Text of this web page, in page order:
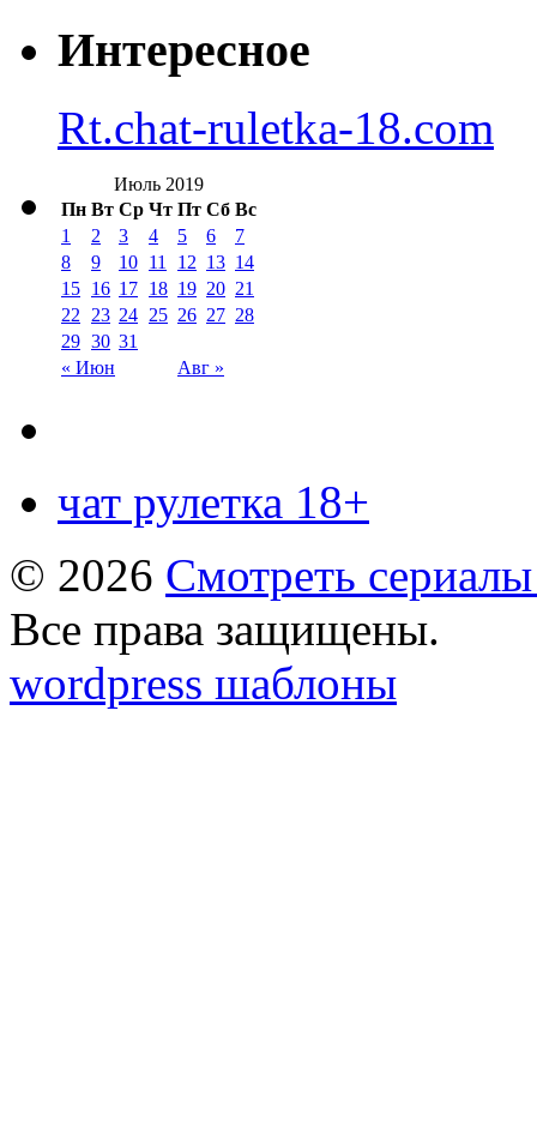
Интересное
Rt.chat-ruletka-18.com
Июль 2019
Пн Вт Ср Чт Пт Сб Вс
« Июн Авг »
1 2 3 4 5 6
7
8
9 10 11 12 13 14
15 16 17 18 19 20 21
22
23 24 25 26 27 28
29 30 31
чат рулетка 18+
© 2026 Смотреть
Все права защищены.
wordpress шаблоны